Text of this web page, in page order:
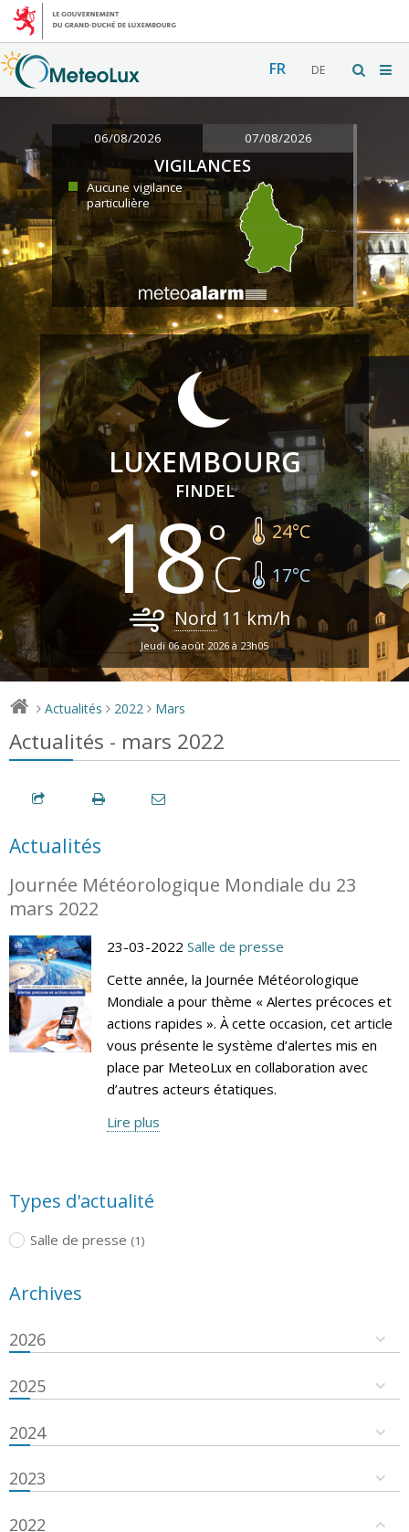
FR DE
06/08/2026 07/08/2026
VIGILANCES
Aucune vigilance
particulière
LUXEMBOURG
FINDEL
18 24°C
17°C
Nord 11km/h
Jeudi 06 août 2026 à 23h05
> Actualités > 2022 > Mars
Actualités - mars 2022
Actualités
Journée Météorologique Mondiale du 23
mars 2022
23-03-2022 Salle de presse
Cette année, la Journée Météorologique
Mondiale a pour thème « Alertes précoces et
actions rapides ». À cette occasion, cet article
vous présente le système d’alertes mis en
place par MeteoLux en collaboration avec
d’autres acteurs étatiques.
Lire plus
Types d'actualité
Salle de presse (1)
Archives
2026
2025
2024
2023
2022